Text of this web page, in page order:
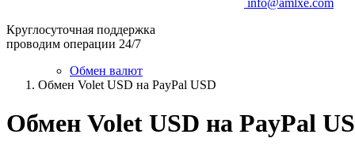
info@amlxe.com
Круглосуточная поддержка
проводим операции 24/7
Обмен валют
Обмен Volet USD на PayPal USD
Обмен Volet USD на PayPal